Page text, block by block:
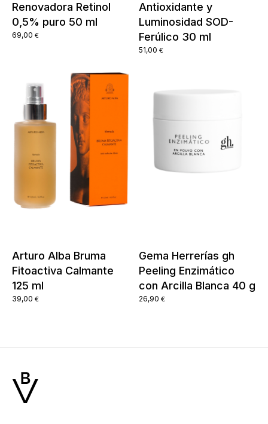
Renovadora Retinol
0,5% puro 50 ml
69,00 €
Antioxidante y
Luminosidad SOD-
Ferúlico 30 ml
51,00 €
Arturo Alba Bruma
Fitoactiva Calmante
125 ml
39,00 €
Gema Herrerías gh
Peeling Enzimático
con Arcilla Blanca 40 g
26,90 €